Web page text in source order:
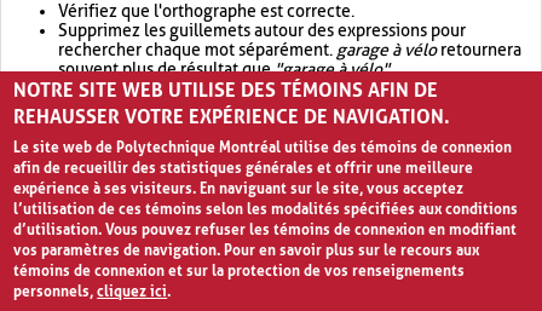
Vérifiez que l'orthographe est correcte.
Supprimez les guillemets autour des expressions pour
rechercher chaque mot séparément. garage à véloretournera
souvent plus de résultat que"garage à vélo".
Envisagez d'élargir votre recherche avec OR.garage OR vélo
retournera souvent plus de résultat quegarage à vélo
NOTRE SITE WEB UTILISE DES TÉMOINS AFIN DE
REHAUSSER VOTRE EXPÉRIENCE DE NAVIGATION.
Le site web de Polytechnique Montréal utilise des témoins de connexion
afin de recueillir des statistiques générales et offrir une meilleure
expérience à ses visiteurs. En naviguant sur le site, vous acceptez
l’utilisation de ces témoins selon les modalités spécifiées aux conditions
d’utilisation. Vous pouvez refuser les témoins de connexion en modifiant
vos paramètres de navigation. Pour en savoir plus sur le recours aux
témoins de connexion et sur la protection de vos renseignements
personnels,cliquez ici.